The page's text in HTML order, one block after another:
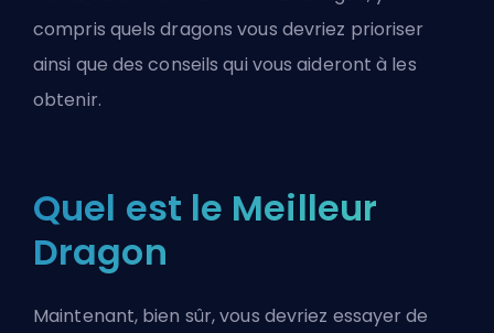
compris quels dragons vous devriez prioriser
ainsi que des conseils qui vous aideront à les
obtenir.
Quel est le Meilleur
Dragon
Maintenant, bien sûr, vous devriez essayer de